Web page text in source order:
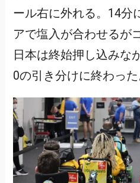
ール右に外れる。14分
アで塩入が合わせるが
日本は終始押し込みな
0の引き分けに終わった